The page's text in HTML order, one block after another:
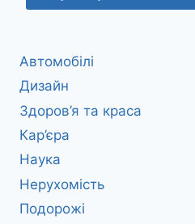
Автомобілі
Дизайн
Здоров’я та краса
Кар’єра
Наука
Нерухомість
Подорожі